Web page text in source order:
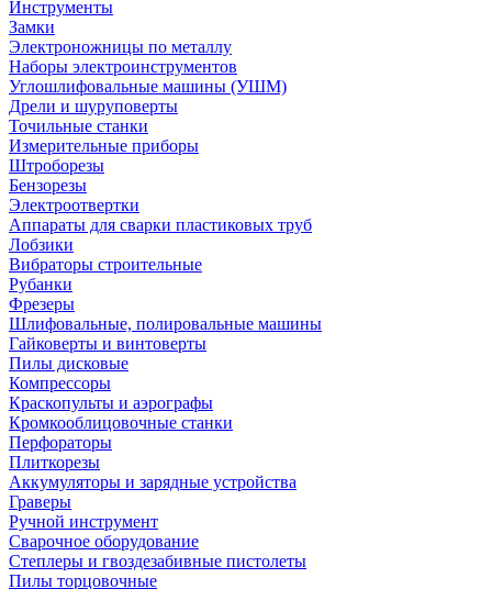
Инструменты
Замки
Электроножницы по металлу
Наборы электроинструментов
Углошлифовальные машины (УШМ)
Дрели и шуруповерты
Точильные станки
Измерительные приборы
Штроборезы
Бензорезы
Электроотвертки
Аппараты для сварки пластиковых труб
Лобзики
Вибраторы строительные
Рубанки
Фрезеры
Шлифовальные, полировальные машины
Гайковерты и винтоверты
Пилы дисковые
Компрессоры
Краскопульты и аэрографы
Кромкооблицовочные станки
Перфораторы
Плиткорезы
Аккумуляторы и зарядные устройства
Граверы
Ручной инструмент
Сварочное оборудование
Степлеры и гвоздезабивные пистолеты
Пилы торцовочные